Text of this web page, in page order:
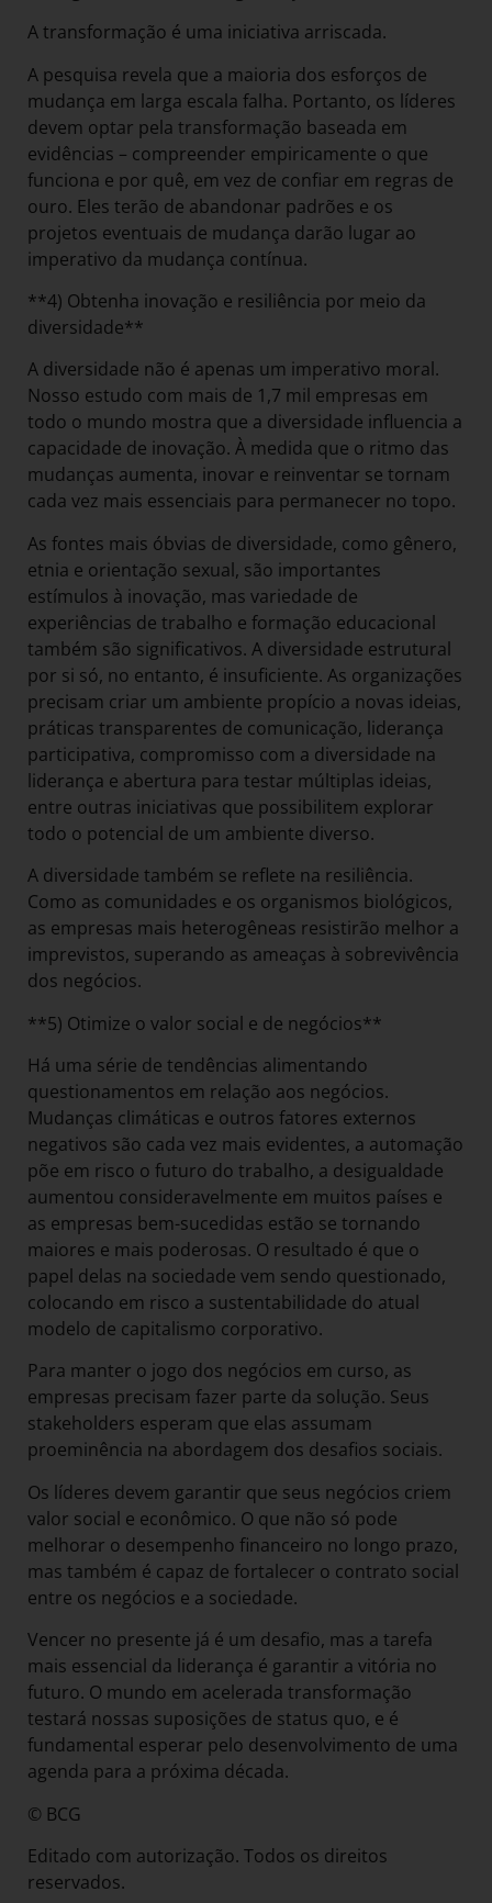
A transformação é uma iniciativa arriscada.
A pesquisa revela que a maioria dos esforços de
mudança em larga escala falha. Portanto, os líderes
devem optar pela transformação baseada em
evidências – compreender empiricamente o que
funciona e por quê, em vez de confiar em regras de
ouro. Eles terão de abandonar padrões e os
projetos eventuais de mudança darão lugar ao
imperativo da mudança contínua.
**4) Obtenha inovação e resiliência por meio da
diversidade**
A diversidade não é apenas um imperativo moral.
Nosso estudo com mais de 1,7 mil empresas em
todo o mundo mostra que a diversidade influencia a
capacidade de inovação. À medida que o ritmo das
mudanças aumenta, inovar e reinventar se tornam
cada vez mais essenciais para permanecer no topo.
As fontes mais óbvias de diversidade, como gênero,
etnia e orientação sexual, são importantes
estímulos à inovação, mas variedade de
experiências de trabalho e formação educacional
também são significativos. A diversidade estrutural
por si só, no entanto, é insuficiente. As organizações
precisam criar um ambiente propício a novas ideias,
práticas transparentes de comunicação, liderança
participativa, compromisso com a diversidade na
liderança e abertura para testar múltiplas ideias,
entre outras iniciativas que possibilitem explorar
todo o potencial de um ambiente diverso.
A diversidade também se reflete na resiliência.
Como as comunidades e os organismos biológicos,
as empresas mais heterogêneas resistirão melhor a
imprevistos, superando as ameaças à sobrevivência
dos negócios.
**5) Otimize o valor social e de negócios**
Há uma série de tendências alimentando
questionamentos em relação aos negócios.
Mudanças climáticas e outros fatores externos
negativos são cada vez mais evidentes, a automação
põe em risco o futuro do trabalho, a desigualdade
aumentou consideravelmente em muitos países e
as empresas bem-sucedidas estão se tornando
maiores e mais poderosas. O resultado é que o
papel delas na sociedade vem sendo questionado,
colocando em risco a sustentabilidade do atual
modelo de capitalismo corporativo.
Para manter o jogo dos negócios em curso, as
empresas precisam fazer parte da solução. Seus
stakeholders esperam que elas assumam
proeminência na abordagem dos desafios sociais.
Os líderes devem garantir que seus negócios criem
valor social e econômico. O que não só pode
melhorar o desempenho financeiro no longo prazo,
mas também é capaz de fortalecer o contrato social
entre os negócios e a sociedade.
Vencer no presente já é um desafio, mas a tarefa
mais essencial da liderança é garantir a vitória no
futuro. O mundo em acelerada transformação
testará nossas suposições de status quo, e é
fundamental esperar pelo desenvolvimento de uma
agenda para a próxima década.
© BCG
Editado com autorização. Todos os direitos
reservados.